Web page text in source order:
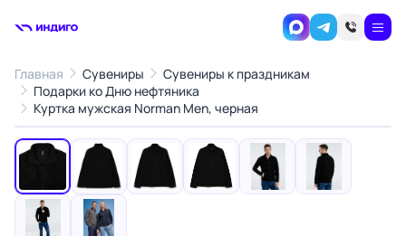
Главная Сувениры
Сувениры к праздникам
Подарки ко Дню нефтяника
Куртка мужская Norman Men, черная
‹ ›